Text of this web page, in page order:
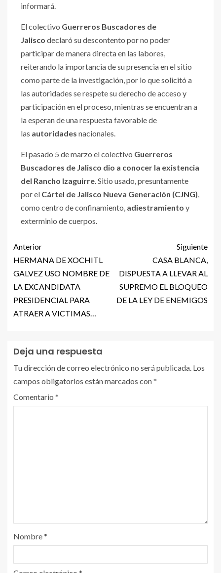
informará.
El colectivo Guerreros Buscadores de
Jalisco declaró su descontento por no poder
participar de manera directa en las labores,
reiterando la importancia de su presencia en el sitio
como parte de la investigación, por lo que solicitó a
las autoridades se respete su derecho de acceso y
participación en el proceso, mientras se encuentran a
la esperan de una respuesta favorable de
las autoridades nacionales.
El pasado 5 de marzo el colectivo Guerreros
Buscadores de Jalisco dio a conocer la existencia
del Rancho Izaguirre. Sitio usado, presuntamente
por el Cártel de Jalisco Nueva Generación (CJNG),
como centro de confinamiento, adiestramiento y
exterminio de cuerpos.
Anterior
HERMANA DE XOCHITL
GALVEZ USO NOMBRE DE
LA EXCANDIDATA
PRESIDENCIAL PARA
ATRAER A VICTIMAS…
Siguiente
CASA BLANCA,
DISPUESTA A LLEVAR AL
SUPREMO EL BLOQUEO
DE LA LEY DE ENEMIGOS
Deja una respuesta
Tu dirección de correo electrónico no será publicada. Los
campos obligatorios están marcados con*
Comentario *
Nombre*